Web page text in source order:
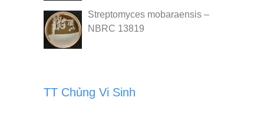
Streptomyces mobaraensis –
NBRC 13819
TT Chủng Vi Sinh